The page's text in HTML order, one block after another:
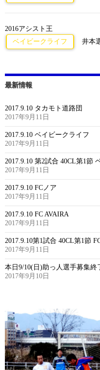
2016アシスト王
ベイビークライフ
井本
最新情報
2017.9.10 タカモト道路団
2017年9月11日
2017.9.10 ベイビークライフ
2017年9月11日
2017.9.10 第2試合 40CL第1節
2017年9月11日
2017.9.10 FCノア
2017年9月11日
2017.9.10 FC AVAIRA
2017年9月11日
2017.9.10第1試合 40CL第1節
2017年9月11日
本日9/10(日)助っ人選手募集終
2017年9月10日